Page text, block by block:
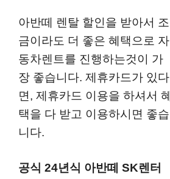
아반떼 렌탈 할인을 받아서 조
금이라도 더 좋은 혜택으로 자
동차렌트를 진행하는것이 가
장 좋습니다. 제휴카드가 있다
면, 제휴카드 이용을 하셔서 혜
택을 다 받고 이용하시면 좋습
니다.
공식 24년식 아반떼 SK렌터